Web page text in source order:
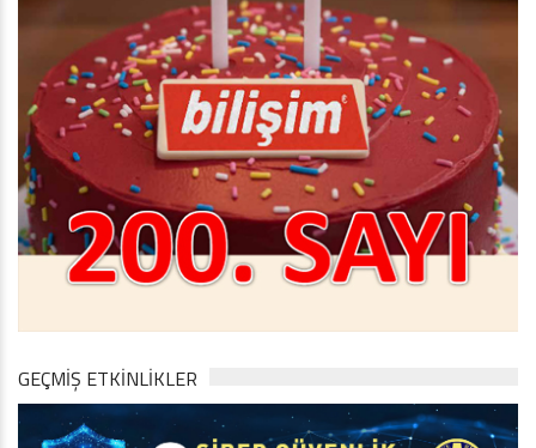
GEÇMİŞ ETKİNLİKLER